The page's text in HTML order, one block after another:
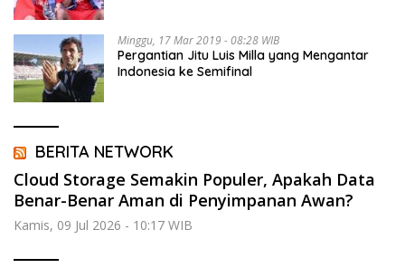
Minggu, 17 Mar 2019 - 08:28 WIB
Pergantian Jitu Luis Milla yang Mengantar
Indonesia ke Semifinal
BERITA NETWORK
Cloud Storage Semakin Populer, Apakah Data
Benar-Benar Aman di Penyimpanan Awan?
Kamis, 09 Jul 2026 - 10:17 WIB